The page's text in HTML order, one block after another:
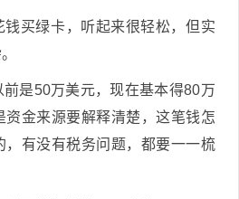
钱买绿卡，听起来很轻松，但实
是50万美元，现在基本得80万
资金来源要解释清楚，这笔钱怎
，有没有税务问题，都要一一梳